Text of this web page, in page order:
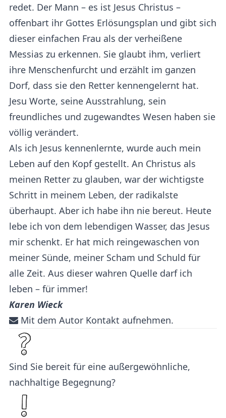
redet. Der Mann – es ist Jesus Christus –
offenbart ihr Gottes Erlösungsplan und gibt sich
dieser einfachen Frau als der verheißene
Messias zu erkennen. Sie glaubt ihm, verliert
ihre Menschenfurcht und erzählt im ganzen
Dorf, dass sie den Retter kennengelernt hat.
Jesu Worte, seine Ausstrahlung, sein
freundliches und zugewandtes Wesen haben sie
völlig verändert.
Als ich Jesus kennenlernte, wurde auch mein
Leben auf den Kopf gestellt. An Christus als
meinen Retter zu glauben, war der wichtigste
Schritt in meinem Leben, der radikalste
überhaupt. Aber ich habe ihn nie bereut. Heute
lebe ich von dem lebendigen Wasser, das Jesus
mir schenkt. Er hat mich reingewaschen von
meiner Sünde, meiner Scham und Schuld für
alle Zeit. Aus dieser wahren Quelle darf ich
leben – für immer!
Karen Wieck
Mit dem Autor Kontakt aufnehmen.
Sind Sie bereit für eine außergewöhnliche,
nachhaltige Begegnung?